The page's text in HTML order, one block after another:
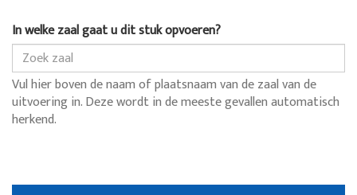
In welke zaal gaat u dit stuk opvoeren?
Vul hier boven de naam of plaatsnaam van de zaal van de
uitvoering in. Deze wordt in de meeste gevallen automatisch
herkend.